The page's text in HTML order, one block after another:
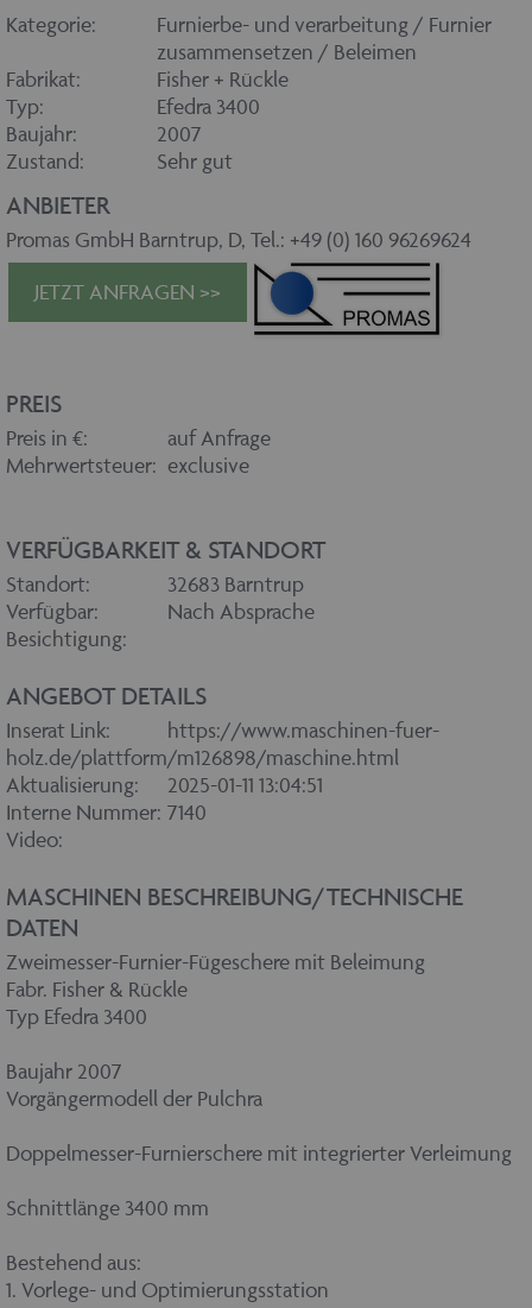
Kategorie:
Furnierbe- und verarbeitung / Furnier
zusammensetzen / Beleimen
Fabrikat:
Fisher + Rückle
Typ:
Efedra 3400
Baujahr:
2007
Zustand:
Sehr gut
ANBIETER
Promas GmbH Barntrup, D, Tel.: +49 (0) 160 96269624
JETZT ANFRAGEN >>
PREIS
Preis in €:
auf Anfrage
Mehrwertsteuer: exclusive
VERFÜGBARKEIT & STANDORT
Standort:
32683 Barntrup
Verfügbar:
Nach Absprache
Besichtigung:
ANGEBOT DETAILS
Inserat Link:
https://www.maschinen-fuer-
holz.de/plattform/m126898/maschine.html
Aktualisierung:
2025-01-11 13:04:51
Interne Nummer: 7140
Video:
MASCHINEN BESCHREIBUNG/TECHNISCHE
DATEN
Zweimesser-Furnier-Fügeschere mit Beleimung
Fabr. Fisher & Rückle
Typ Efedra 3400
Baujahr 2007
Vorgängermodell der Pulchra
Doppelmesser-Furnierschere mit integrierter Verleimung
Schnittlänge 3400 mm
Bestehend aus:
1. Vorlege- und Optimierungsstation